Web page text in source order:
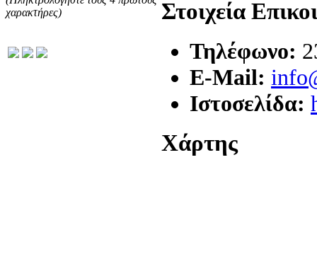
χαρακτήρες)
Στοιχεία
Τηλέφωνο:
E-Mail:
Ιστοσελίδα:
Χάρτης